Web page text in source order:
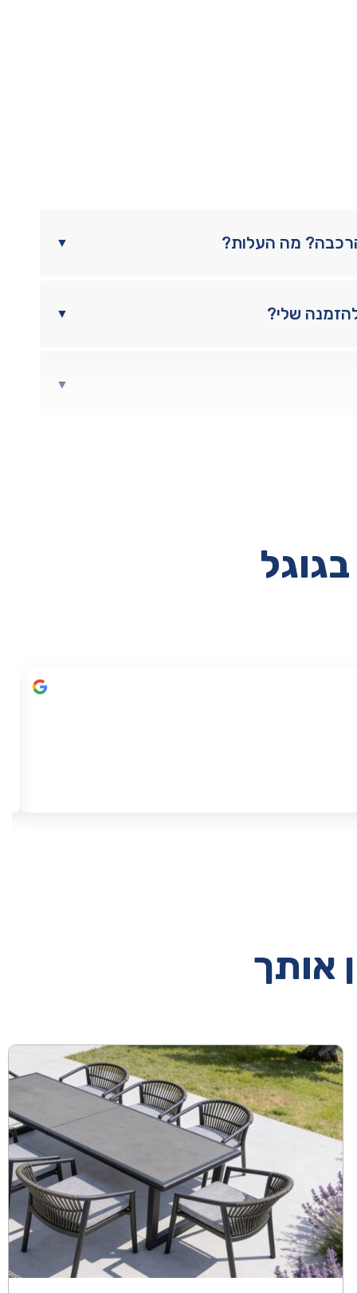
▼ מה העלות?
▼ שלי?
▼
אותך